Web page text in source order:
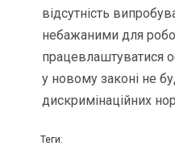
відсутність
небажаними для
працевлаштуватися
у новому законі не
дискримінаційних
Теги: